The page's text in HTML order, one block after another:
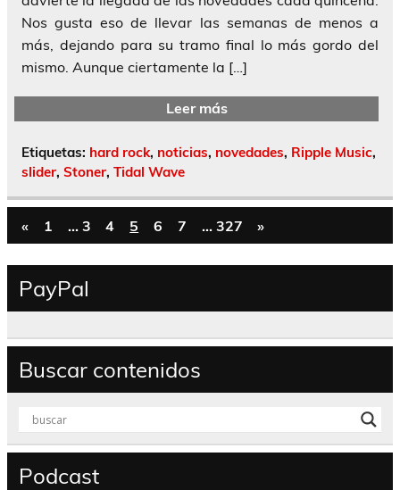
Nos gusta eso de llevar las semanas de menos a
más, dejando para su tramo final lo más gordo del
mismo. Aunque ciertamente la […]
Leer más
Etiquetas: hard rock, noticias, novedades, Ripple Music,
slider, Stoner, Tidal Wave
« 1 … 3 4 5 6 7 … 327 »
PayPal
Buscar contenidos
Podcast